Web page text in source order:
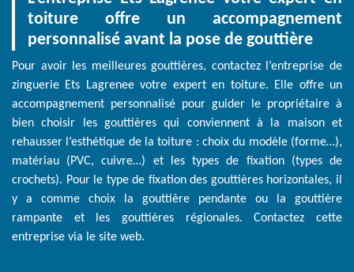
toiture offre un accompagnement
personnalisé avant la pose de gouttière
Pour avoir les meilleures gouttières, contactez l’entreprise de
zinguerie Ets Lagrenee votre expert en toiture. Elle offre un
accompagnement personnalisé pour guider le propriétaire à
bien choisir les gouttières qui conviennent à la maison et
rehausser l’esthétique de la toiture : choix du modèle (forme…),
matériau (PVC, cuivre…) et les types de fixation (types de
crochets). Pour le type de fixation des gouttières horizontales, il
y a comme choix la gouttière pendante ou la gouttière
rampante et les gouttières régionales. Contactez cette
entreprise via le site web.